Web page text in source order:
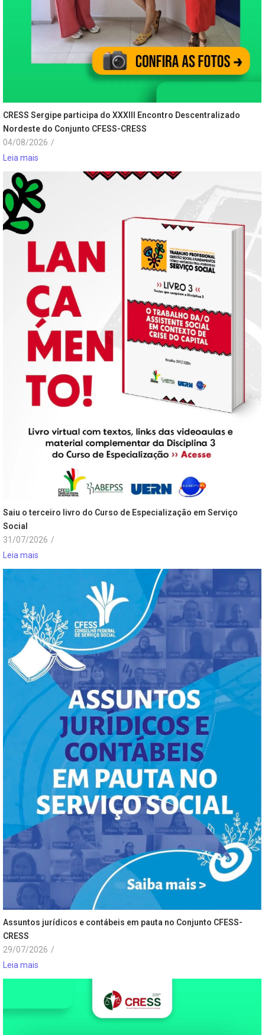
CRESS Sergipe participa do XXXIII Encontro Descentralizado
Nordeste do Conjunto CFESS-CRESS
04/08/2026 /
Leia mais
Saiu o terceiro livro do Curso de Especialização em Serviço
Social
31/07/2026 /
Leia mais
Assuntos jurídicos e contábeis em pauta no Conjunto CFESS-
CRESS
29/07/2026 /
Leia mais